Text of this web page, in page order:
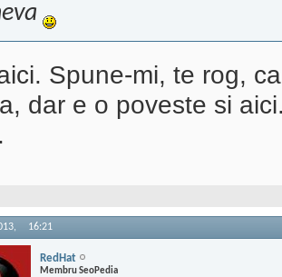
Spune-mi, te rog,
dar e o poveste si
16:21
RedHat
Membru SeoPedia